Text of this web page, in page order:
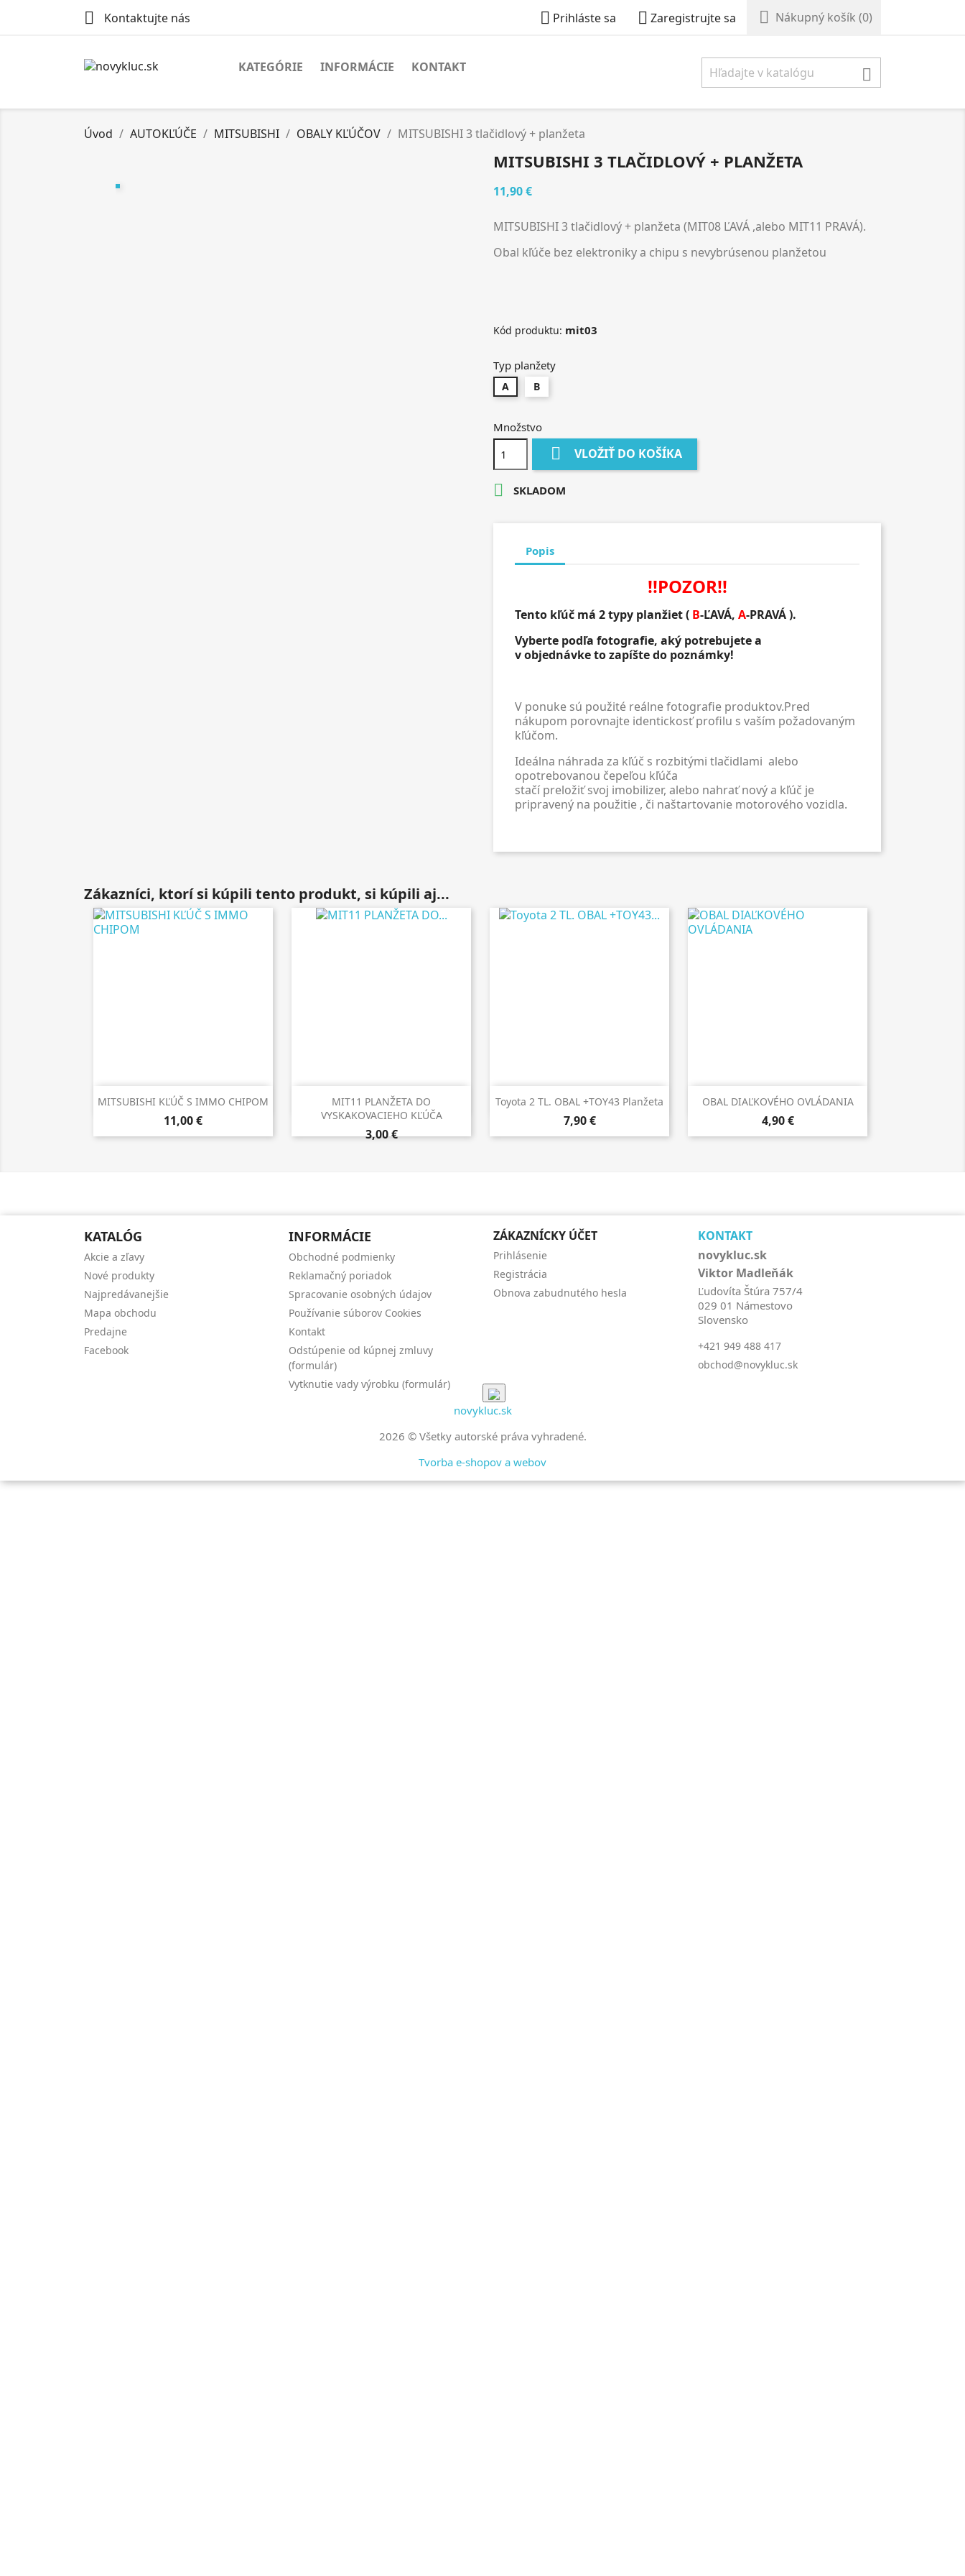
 Kontaktujte nás  Prihláste sa  Zaregistrujte sa  Nákupný košík (0)
KATEGÓRIE INFORMÁCIE KONTAKT 
Úvod AUTOKĽÚČE MITSUBISHI OBALY KĽÚČOV MITSUBISHI 3 tlačidlový + planžeta
MITSUBISHI 3 TLAČIDLOVÝ + PLANŽETA
11,90 €
MITSUBISHI 3 tlačidlový + planžeta (MIT08 ĽAVÁ ,alebo MIT11 PRAVÁ).
Obal kľúče bez elektroniky a chipu s nevybrúsenou planžetou
Kód produktu: mit03
Typ planžety
A B
Množstvo
 VLOŽIŤ DO KOŠÍKA
 SKLADOM
Popis
!!POZOR!!
Tento kľúč má 2 typy planžiet ( B-ĽAVÁ, A-PRAVÁ).
Vyberte podľa fotografie, aký potrebujete a
v objednávke to zapíšte do poznámky!
V ponuke sú použité reálne fotografie produktov.Pred
nákupom porovnajte identickosť profilu s vaším požadovaným
kľúčom.
Ideálna náhrada za kľúč s rozbitými tlačidlami alebo
opotrebovanou čepeľou kľúča
stačí preložiť svoj imobilizer, alebo nahrať nový a kľúč je
pripravený na použitie , či naštartovanie motorového vozidla.
Zákazníci, ktorí si kúpili tento produkt, si kúpili aj...
MITSUBISHI KĽÚČ S IMMO CHIPOM
11,00 €
 Rýchly náhľad
MIT11 PLANŽETA DO
VYSKAKOVACIEHO KĽÚČA
3,00 €
 Rýchly náhľad Toyota 2 TL. OBAL +TOY43 Planžeta
7,90 €
 Rýchly náhľad OBAL DIAĽKOVÉHO OVLÁDANIA
4,90 €
 Rýchly náhľad
KATALÓG
Akcie a zľavy
Nové produkty
Najpredávanejšie
Mapa obchodu
Predajne
Facebook
INFORMÁCIE
Obchodné podmienky
Reklamačný poriadok
Spracovanie osobných údajov
Používanie súborov Cookies
Kontakt
Odstúpenie od kúpnej zmluvy
(formulár)
Vytknutie vady výrobku (formulár)
ZÁKAZNÍCKY ÚČET
Prihlásenie
Registrácia
Obnova zabudnutého hesla
KONTAKT
novykluc.sk
Viktor Madleňák
Ľudovíta Štúra 757/4
029 01 Námestovo
Slovensko
+421 949 488 417
obchod@novykluc.sk
novykluc.sk
2026 © Všetky autorské práva vyhradené.
Tvorba e-shopov a webov